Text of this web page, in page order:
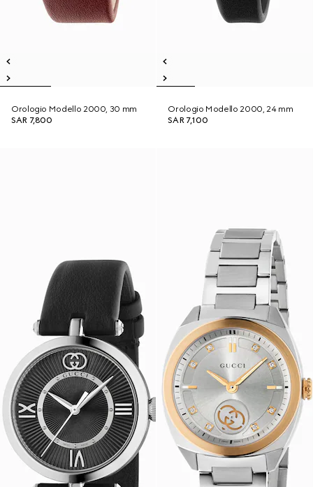
Orologio Modello 2000, 30 mm
SAR 7,800
Orologio Modello 2000, 24 mm
SAR 7,100